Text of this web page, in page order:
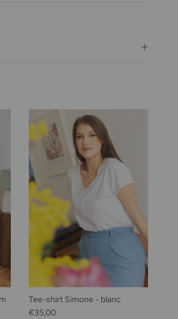
Tee-shirt Simone - blanc
Prix habituel
€35,00